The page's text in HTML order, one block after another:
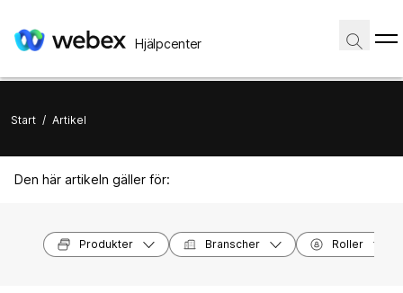
Hjälpcenter
Start / Artikel
Den här artikeln gäller för:
Produkter Branscher Roller